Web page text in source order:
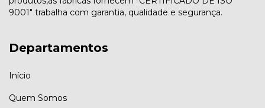
9001" trabalha com garantia, qualidade e segurança.
Departamentos
Início
Quem Somos